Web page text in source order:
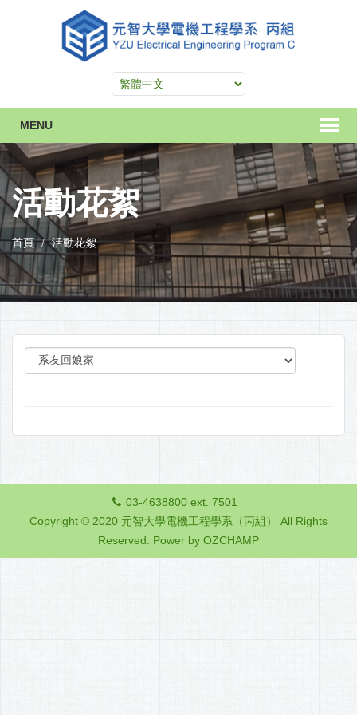
MENU
活動花絮
首頁 活動花絮
03-4638800 ext. 7501
Copyright © 2020 元智大學電機工程學系（丙組） All Rights
Reserved. Power by OZCHAMP